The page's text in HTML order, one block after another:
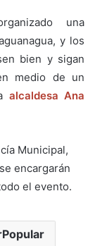
una
y los
bien y sigan
medio de un
alcaldesa Ana
Municipal,
encargarán
el evento.